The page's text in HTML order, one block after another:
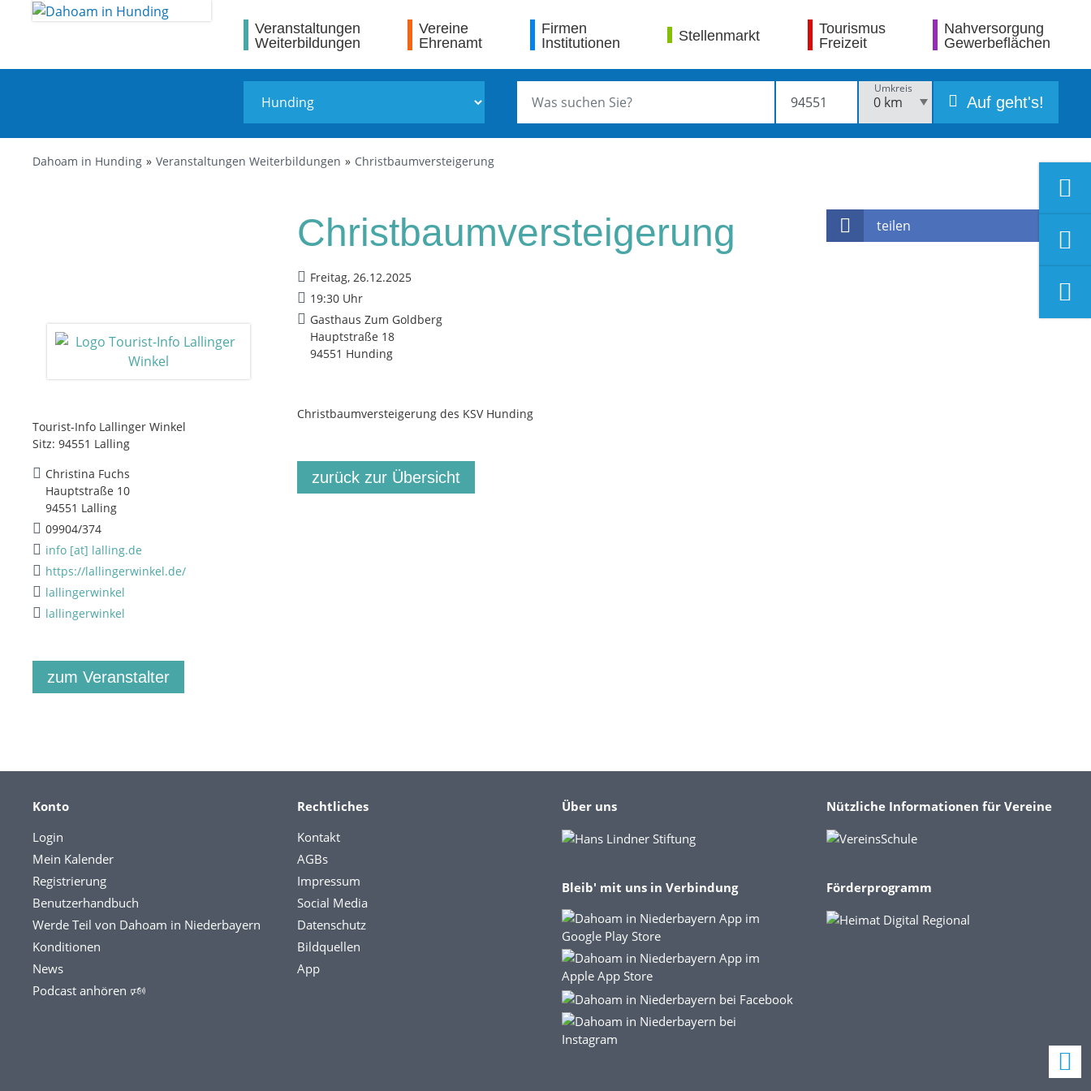
Veranstaltungen
Weiterbildungen
Vereine
Ehrenamt
Firmen
Institutionen
Stellenmarkt
Tourismus
Freizeit
Nahversorgung
Gewerbeflächen
Umkreis
Auf geht's!
Dahoam in Hunding Veranstaltungen Weiterbildungen Christbaumversteigerung
Tourist-Info Lallinger Winkel
Sitz: 94551 Lalling
Christina Fuchs
Hauptstraße 10
94551 Lalling
09904/374
info [at] lalling.de
https://lallingerwinkel.de/
lallingerwinkel
lallingerwinkel
zum Veranstalter
Christbaumversteigerung
Freitag, 26.12.2025
19:30 Uhr
Gasthaus Zum Goldberg
Hauptstraße 18
94551 Hunding
Christbaumversteigerung des KSV Hunding
zurück zur Übersicht
teilen
Konto
Login
Mein Kalender
Registrierung
Benutzerhandbuch
Werde Teil von Dahoam in Niederbayern
Konditionen
News
Podcast anhören 🕬
Rechtliches
Kontakt
AGBs
Impressum
Social Media
Datenschutz
Bildquellen
App
Über uns
Bleib' mit uns in Verbindung
Nützliche Informationen für Vereine
Förderprogramm